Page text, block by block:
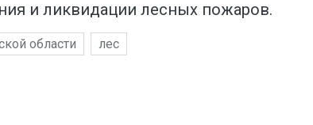
и ликвидации лесных пожаров.
области лес